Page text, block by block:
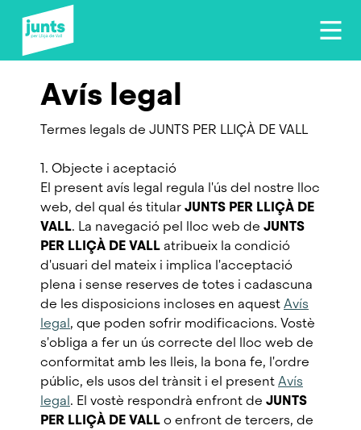
Avís legal
Termes legals de JUNTS PER LLIÇÀ DE VALL
1. Objecte i aceptació
El present avís legal regula l'ús del nostre lloc
web, del qual és titularJUNTS PER LLIÇÀ DE
VALL. La navegació pel lloc web de JUNTS
PER LLIÇÀ DE VALLatribueix la condició
d'usuari del mateix i implica l'acceptació
plena i sense reserves de totes i cadascuna
de les disposicions incloses en aquestAvís
legal, que poden sofrir modificacions. Vostè
s'obliga a fer un ús correcte del lloc web de
conformitat amb les lleis, la bona fe, l'ordre
públic, els usos del trànsit i el presentAvís
legal. El vostè respondrà enfront de JUNTS
PER LLIÇÀ DE VALLo enfront de tercers, de